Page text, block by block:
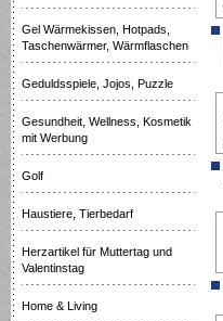
Gel Wärmekissen, Hotpads,
Taschenwärmer, Wärmflaschen
Geduldsspiele, Jojos, Puzzle
Gesundheit, Wellness, Kosmetik
mit Werbung
Golf
Haustiere, Tierbedarf
Herzartikel für Muttertag und
Valentinstag
Home & Living